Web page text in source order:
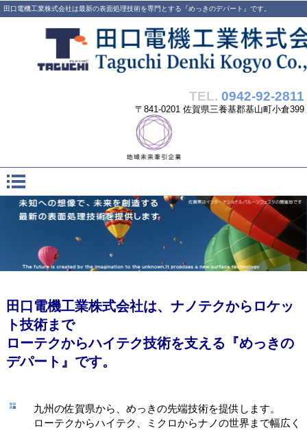
田口電機工業株式会社は最新の表面処理技術を専門とする『めっきのデパート』です。
TEL. 0942-92-2811
〒841-0201 佐賀県三養基郡基山町小倉399
田口電機工業株式会社は、ナノテクからロケッ
ト技術まで
ローテクからハイテク技術を支える『めっきの
デパート』です。
九州の佐賀県から、めっきの先端技術を提供します。
ローテクからハイテク、ミクロからナノの世界まで幅広く